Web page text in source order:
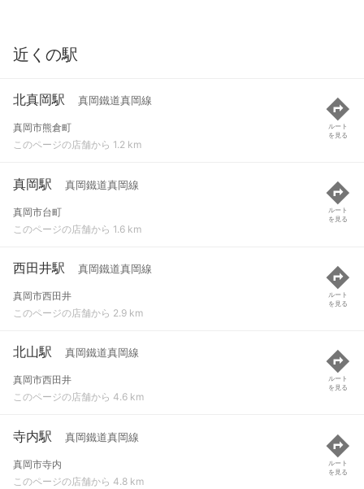
近くの駅
北真岡駅 真岡鐵道真岡線
真岡市熊倉町
このページの店舗から 1.2 km
ルート
を見る
真岡駅 真岡鐵道真岡線
真岡市台町
このページの店舗から 1.6 km
ルート
を見る
西田井駅 真岡鐵道真岡線
真岡市西田井
このページの店舗から 2.9 km
ルート
を見る
北山駅 真岡鐵道真岡線
真岡市西田井
このページの店舗から 4.6 km
ルート
を見る
寺内駅 真岡鐵道真岡線
真岡市寺内
このページの店舗から 4.8 km
ルート
を見る